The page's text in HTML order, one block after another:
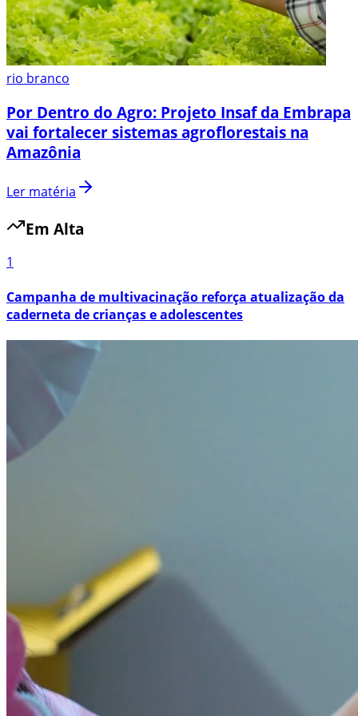
rio branco
Por Dentro do Agro: Projeto Insaf da Embrapa
vai fortalecer sistemas agroflorestais na
Amazônia
Ler matéria
Em Alta
1
Campanha de multivacinação reforça atualização da
caderneta de crianças e adolescentes